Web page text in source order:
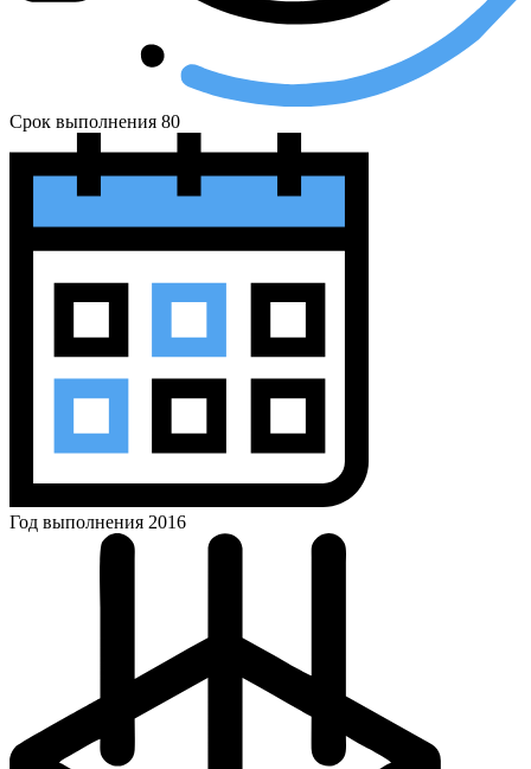
Срок выполнения 80
Год выполнения 2016